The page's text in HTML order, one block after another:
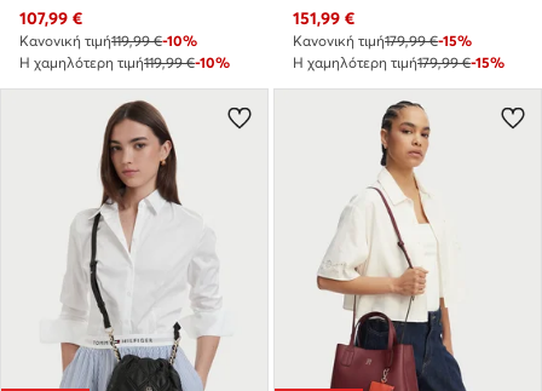
Τρέχουσα τιμή
107,99 €
Κανονική τιμή119,99 €-10%
Η χαμηλότερη τιμή119,99 €-10%
Τρέχουσα τιμή
151,99 €
Κανονική τιμή179,99 €-15%
Η χαμηλότερη τιμή179,99 €-15%